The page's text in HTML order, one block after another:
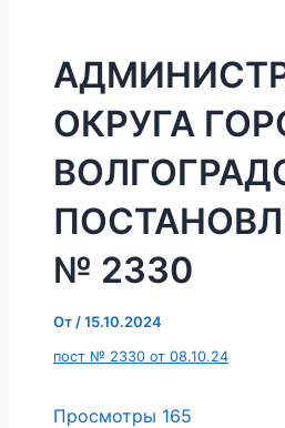
ОКРУГА
№ 2330
От /15.10.2024
пост № 2330 от 08.10.24
Просмотры 165